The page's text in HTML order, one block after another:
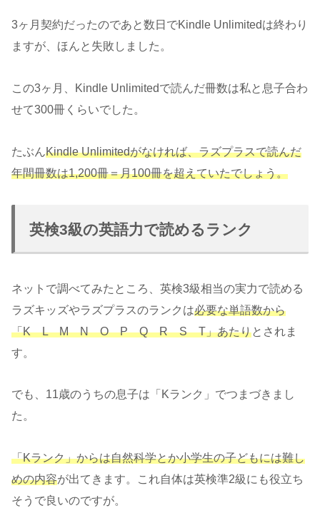
3ヶ月契約だったのであと数日でKindle Unlimitedは終わり
ますが、ほんと失敗しました。
この3ヶ月、Kindle Unlimitedで読んだ冊数は私と息子合わ
せて300冊くらいでした。
たぶんKindle Unlimitedがなければ、ラズプラスで読んだ
年間冊数は1,200冊＝月100冊を超えていたでしょう。
英検3級の英語力で読めるランク
ネットで調べてみたところ、英検3級相当の実力で読める
ラズキッズやラズプラスのランクは必要な単語数から
「K L M N O P Q R S T」あたりとされま
す。
でも、11歳のうちの息子は「Kランク」でつまづきまし
た。
「Kランク」からは自然科学とか小学生の子どもには難し
めの内容が出てきます。これ自体は英検準2級にも役立ち
そうで良いのですが。